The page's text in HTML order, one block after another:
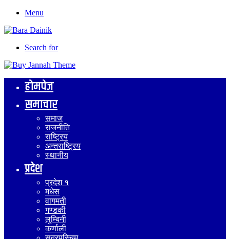
Menu
Search for
होमपेज
समाचार
समाज
राजनीति
राष्ट्रिय
अन्तराष्ट्रिय
स्थानीय
प्रदेश
प्रदेश १
मधेस
वागमती
गण्डकी
लुम्बिनी
कर्णाली